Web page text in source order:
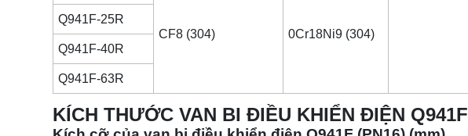
CF8 (304) 0Cr18Ni9 (304)
Q941F-25R
Q941F-40R
Q941F-63R
KÍCH THƯỚC VAN BI ĐIỀU KHIỂN ĐIỆN Q941F